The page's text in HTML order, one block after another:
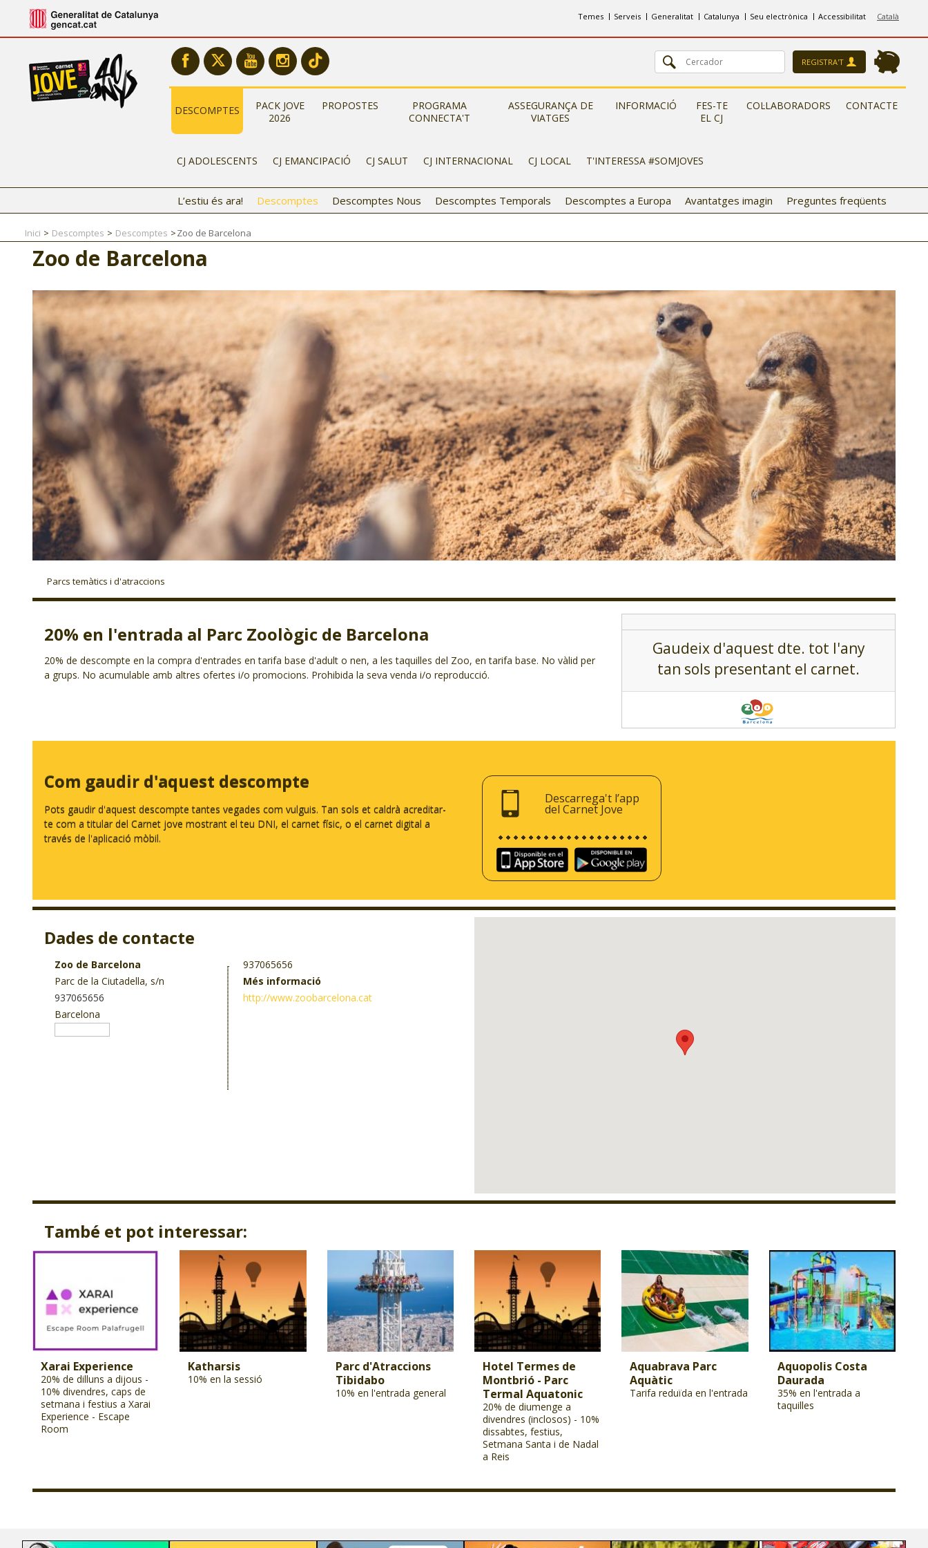
Català
Temes Serveis Generalitat Catalunya Seu electrònica Accessibilitat
REGISTRA'T
DESCOMPTES
PACK JOVE
2026
PROPOSTES
PROGRAMA
CONNECTA'T
ASSEGURANÇA DE
VIATGES
INFORMACIÓ
FES-TE
EL CJ
COL·LABORADORS CONTACTE
CJ ADOLESCENTS CJ EMANCIPACIÓ CJ SALUT CJ INTERNACIONAL CJ LOCAL T'INTERESSA #SOMJOVES
L’estiu és ara! Descomptes Descomptes Nous Descomptes Temporals Descomptes a Europa Avantatges imagin Preguntes freqüents
Inici Descomptes Descomptes Zoo de Barcelona
Zoo de Barcelona
Parcs temàtics i d'atraccions
20% en l'entrada al Parc Zoològic de Barcelona
20% de descompte en la compra d'entrades en tarifa base d'adult o nen, a les taquilles del Zoo, en tarifa base. No vàlid per
a grups. No acumulable amb altres ofertes i/o promocions. Prohibida la seva venda i/o reproducció.
Gaudeix d'aquest dte. tot l'any
tan sols presentant el carnet.
Com gaudir d'aquest descompte
Pots gaudir d'aquest descompte tantes vegades com vulguis. Tan sols et caldrà acreditar-
te com a titular del Carnet jove mostrant el teu DNI, el carnet físic, o el carnet digital a
través de l'aplicació mòbil.
Descarrega't l’app
del Carnet Jove
Dades de contacte
Zoo de Barcelona
Parc de la Ciutadella, s/n
937065656
Barcelona
937065656
Més informació
http://www.zoobarcelona.cat
També et pot interessar:
Xarai Experience
20% de dilluns a dijous -
10% divendres, caps de
setmana i festius a Xarai
Experience - Escape
Room
Katharsis
10% en la sessió
Parc d'Atraccions
Tibidabo
10% en l'entrada general
Hotel Termes de
Montbrió - Parc
Termal Aquatonic
20% de diumenge a
divendres (inclosos) - 10%
dissabtes, festius,
Setmana Santa i de Nadal
a Reis
Aquabrava Parc
Aquàtic
Tarifa reduïda en l'entrada
Aquopolis Costa
Daurada
35% en l'entrada a
taquilles